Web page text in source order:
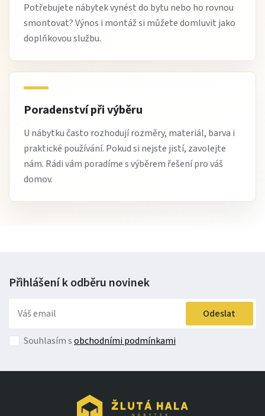
Potřebujete nábytek vynést do bytu nebo ho rovnou
smontovat? Výnos i montáž si můžete domluvit jako
doplňkovou službu.
Poradenství při výběru
U nábytku často rozhodují rozměry, materiál, barva i
praktické používání. Pokud si nejste jistí, zavolejte
nám. Rádi vám poradíme s výběrem řešení pro váš
domov.
Přihlášení k odběru novinek
Odeslat
Souhlasím sobchodními podmínkami